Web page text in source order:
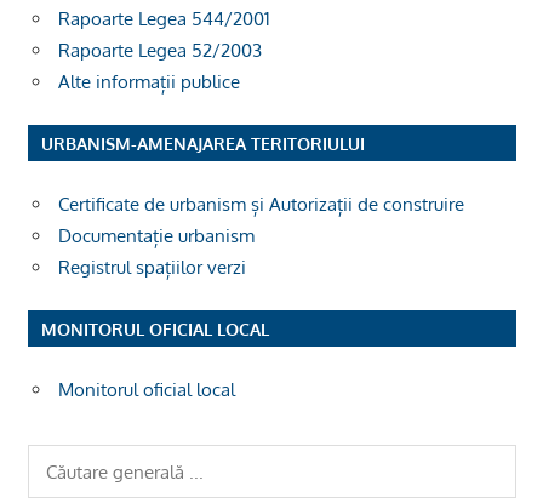
Rapoarte Legea 544/2001
Rapoarte Legea 52/2003
Alte informații publice
URBANISM-AMENAJAREA TERITORIULUI
Certificate de urbanism și Autorizații de construire
Documentație urbanism
Registrul spațiilor verzi
MONITORUL OFICIAL LOCAL
Monitorul oficial local